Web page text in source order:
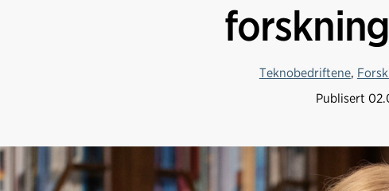
Teknobedriftene,
Publisert